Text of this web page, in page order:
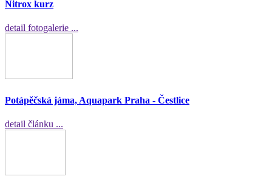
Nitrox kurz
detail fotogalerie ...
Potápěčská jáma, Aquapark Praha - Čestlice
detail článku ...